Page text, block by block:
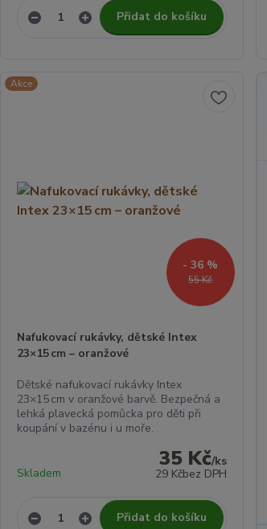
Přidat do košíku
Akce
55 Kč
- 36 %
Nafukovací rukávky, dětské Intex
23×15 cm – oranžové
Dětské nafukovací rukávky Intex
23×15 cm v oranžové barvě. Bezpečná a
lehká plavecká pomůcka pro děti při
koupání v bazénu i u moře.
35 Kč/ks
29 Kčbez DPH
Skladem
Přidat do košíku